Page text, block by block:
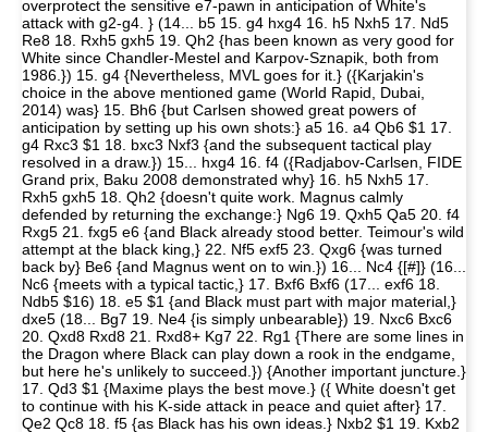
overprotect the sensitive e7-pawn in anticipation of White's
attack with g2-g4. } (14... b5 15. g4 hxg4 16. h5 Nxh5 17. Nd5
Re8 18. Rxh5 gxh5 19. Qh2 {has been known as very good for
White since Chandler-Mestel and Karpov-Sznapik, both from
1986.}) 15. g4 {Nevertheless, MVL goes for it.} ({Karjakin's
choice in the above mentioned game (World Rapid, Dubai,
2014) was} 15. Bh6 {but Carlsen showed great powers of
anticipation by setting up his own shots:} a5 16. a4 Qb6 $1 17.
g4 Rxc3 $1 18. bxc3 Nxf3 {and the subsequent tactical play
resolved in a draw.}) 15... hxg4 16. f4 ({Radjabov-Carlsen, FIDE
Grand prix, Baku 2008 demonstrated why} 16. h5 Nxh5 17.
Rxh5 gxh5 18. Qh2 {doesn't quite work. Magnus calmly
defended by returning the exchange:} Ng6 19. Qxh5 Qa5 20. f4
Rxg5 21. fxg5 e6 {and Black already stood better. Teimour's wild
attempt at the black king,} 22. Nf5 exf5 23. Qxg6 {was turned
back by} Be6 {and Magnus went on to win.}) 16... Nc4 {[#]} (16...
Nc6 {meets with a typical tactic,} 17. Bxf6 Bxf6 (17... exf6 18.
Ndb5 $16) 18. e5 $1 {and Black must part with major material,}
dxe5 (18... Bg7 19. Ne4 {is simply unbearable}) 19. Nxc6 Bxc6
20. Qxd8 Rxd8 21. Rxd8+ Kg7 22. Rg1 {There are some lines in
the Dragon where Black can play down a rook in the endgame,
but here he's unlikely to succeed.}) {Another important juncture.}
17. Qd3 $1 {Maxime plays the best move.} ({ White doesn't get
to continue with his K-side attack in peace and quiet after} 17.
Qe2 Qc8 18. f5 {as Black has his own ideas.} Nxb2 $1 19. Kxb2